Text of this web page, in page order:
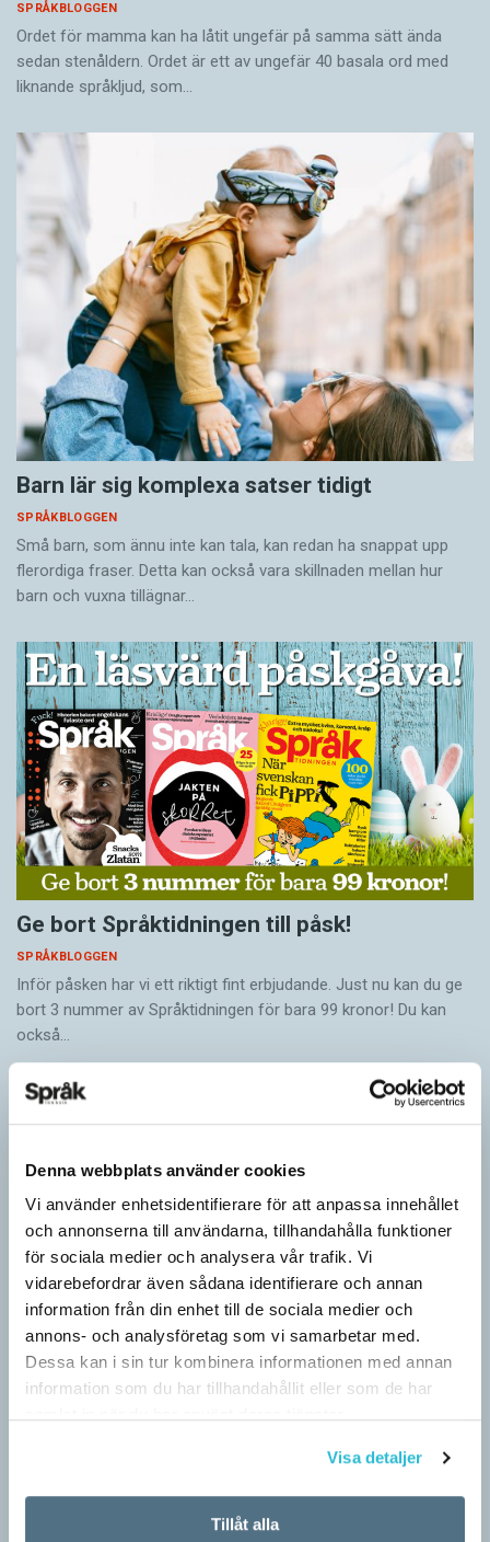
Denna webbplats använder cookies
Vi använder enhetsidentifierare för att anpassa innehållet
och annonserna till användarna, tillhandahålla funktioner
för sociala medier och analysera vår trafik. Vi
vidarebefordrar även sådana identifierare och annan
information från din enhet till de sociala medier och
annons- och analysföretag som vi samarbetar med.
Dessa kan i sin tur kombinera informationen med annan
information som du har tillhandahållit eller som de har
Visa detaljer
Tillåt alla
SPRÅKBLOGGEN
Ordet för mamma kan ha låtit ungefär på samma sätt ända
sedan stenåldern. Ordet är ett av ungefär 40 basala ord med
liknande språkljud, som…
Barn lär sig komplexa satser tidigt
SPRÅKBLOGGEN
Små barn, som ännu inte kan tala, kan redan ha snappat upp
flerordiga fraser. Detta kan också vara skillnaden mellan hur
barn och vuxna tillägnar…
Ge bort Språktidningen till påsk!
SPRÅKBLOGGEN
Inför påsken har vi ett riktigt fint erbjudande. Just nu kan du ge
bort 3 nummer av Språktidningen för bara 99 kronor! Du kan
också…
Grundsärskola byter namn till anpassad grundskola och
gymnasiesärskolan till anpassad gymnasieskola. En som har
stor del i att detta namnbyte sker är artonåriga Leo Lust…